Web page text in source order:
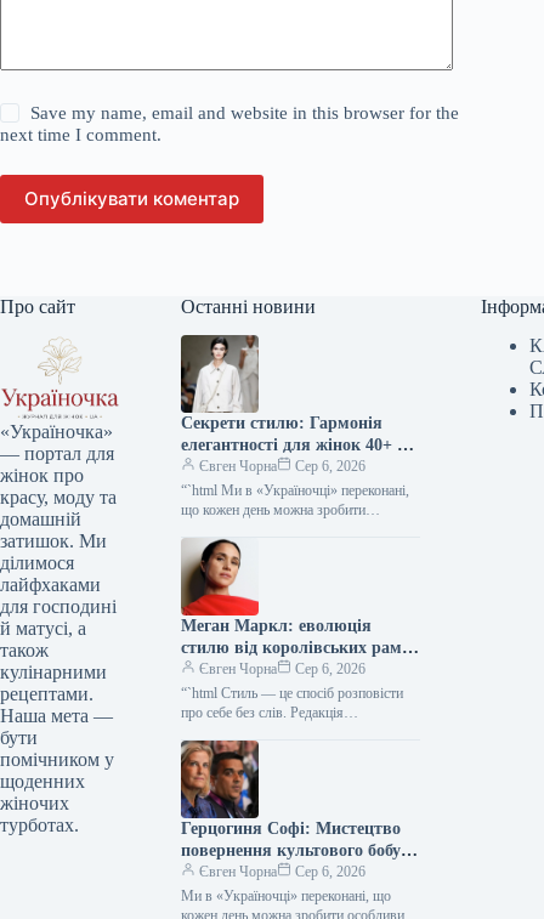
Save my name, email and website in this browser for the
next time I comment.
Опублікувати коментар
Про сайт
«Україночка»
— портал для
жінок про
красу, моду та
домашній
затишок. Ми
ділимося
лайфхаками
для господині
й матусі, а
також
кулінарними
рецептами.
Наша мета —
бути
помічником у
щоденних
жіночих
турботах.
Останні новини
Секрети стилю: Гармонія
елегантності для жінок 40+ від
топ-стилістки
Євген Чорна
Сер 6, 2026
“`html Ми в «Україночці» переконані,
що кожен день можна зробити
трішки натхнення. Сьогодні ми
розбираємося…
Меган Маркл: еволюція
стилю від королівських рамок
до тренду тихої розкоші
Євген Чорна
Сер 6, 2026
“`html Стиль — це спосіб розповісти
про себе без слів. Редакція
останніми тенденціями, і сьогодні
ми…
Герцогиня Софі: Мистецтво
повернення культового бобу
90-х у новій грані розкішної
гармонії
Євген Чорна
Сер 6, 2026
Ми в «Україночці» переконані, що